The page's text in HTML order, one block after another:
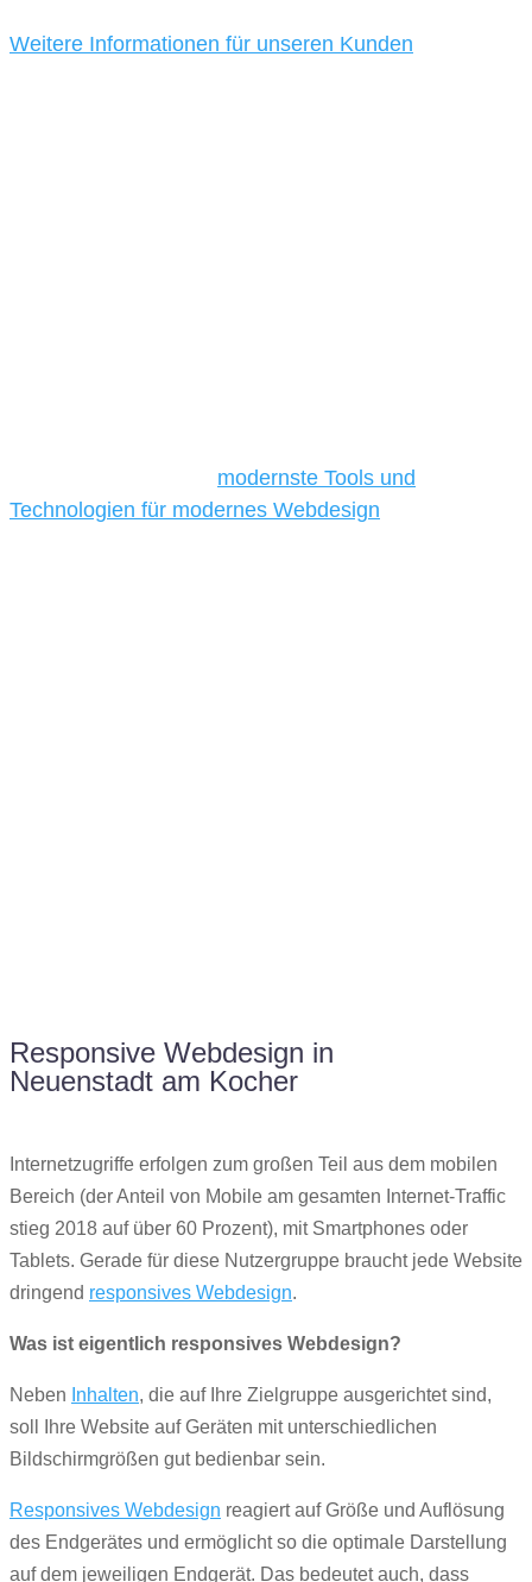
Weitere Informationen für unseren Kunden
modernste Tools und
Technologien für modernes Webdesign
Responsive Webdesign in
Neuenstadt am Kocher
Internetzugriffe erfolgen zum großen Teil aus dem mobilen
Bereich (der Anteil von Mobile am gesamten Internet-Traffic
stieg 2018 auf über 60 Prozent), mit Smartphones oder
Tablets. Gerade für diese Nutzergruppe braucht jede Website
dringend responsives Webdesign.
Was ist eigentlich responsives Webdesign?
Neben Inhalten, die auf Ihre Zielgruppe ausgerichtet sind,
soll Ihre Website auf Geräten mit unterschiedlichen
Bildschirmgrößen gut bedienbar sein.
Responsives Webdesign reagiert auf Größe und Auflösung
des Endgerätes und ermöglicht so die optimale Darstellung
auf dem jeweiligen Endgerät. Das bedeutet auch, dass